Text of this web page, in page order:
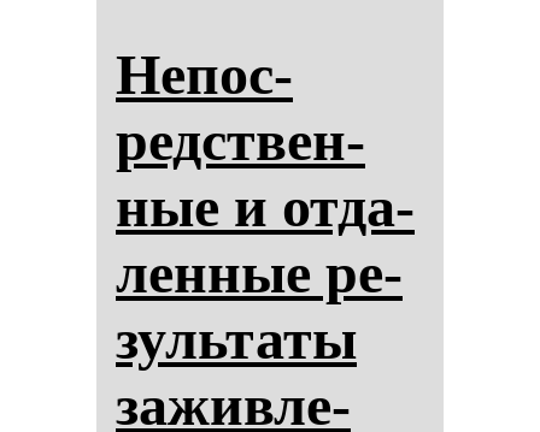
Не­пос­
редствен­
ные и от­да­
лен­ные ре­
зуль­та­ты
за­жив­ле­